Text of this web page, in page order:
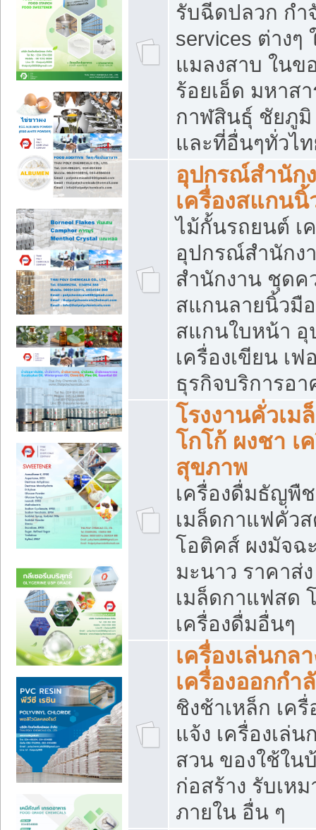
รับฉีดปลวก กำ
services ต่าง
แมลงสาบ ใน
ร้อยเอ็ด มหาส
กาฬสินธุ์ ชัยภู
และที่อื่นๆทั่วไ
อุปกรณ์สำนัก
เครื่องสแกนนิ้
ไม้กั้นรถยนต์ เ
อุปกรณ์สำนักง
สำนักงาน ชุดค
สแกนลายนิ้วมื
สแกนใบหน้า
เครื่องเขียน เ
ธุรกิจบริการอ
โรงงานคั่วเม
โกโก้ ผงชา เ
สุขภาพ
เครื่องดื่มธัญพื
เมล็ดกาแฟคั่ว
โอติคส์ ผงมัจฉ
มะนาว ราคาส่
เมล็ดกาแฟสด
เครื่องดื่มอื่นๆ
เครื่องเล่นกล
เครื่องออกกำ
ชิงช้าเหล็ก เค
แจ้ง เครื่องเล่น
สวน ของใช้ใน
ก่อสร้าง รับเห
ภายใน อื่น ๆ